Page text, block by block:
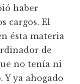
haber
cargos. El
ésta materia
de
no tenía ni
Y ya ahogado